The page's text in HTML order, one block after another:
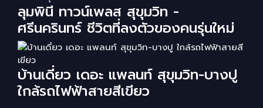
ลุมพินี ทาวน์เพลส สุขุมวิท -
ศรีนครินทร์ ชีวิตที่ลงตัวของคนรุ่นใหม่
บ้านเดี่ยว เดอะ แพลนท์ สุขุมวิท-บางปู
ใกล้รถไฟฟ้าสายสีเขียว